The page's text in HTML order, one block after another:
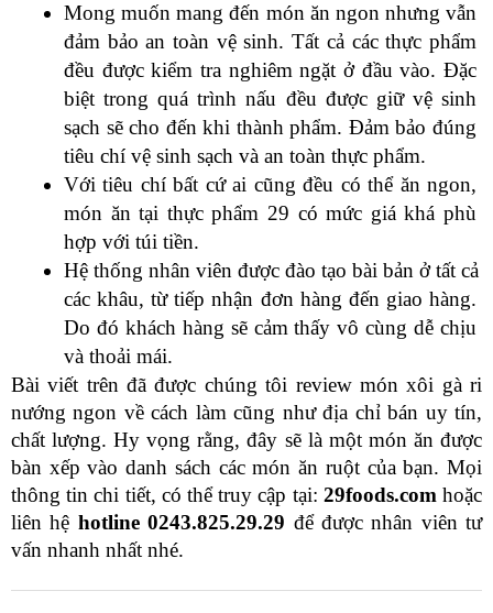
Mong muốn mang đến món ăn ngon nhưng vẫn
đảm bảo an toàn vệ sinh. Tất cả các thực phẩm
đều được kiểm tra nghiêm ngặt ở đầu vào. Đặc
biệt trong quá trình nấu đều được giữ vệ sinh
sạch sẽ cho đến khi thành phẩm. Đảm bảo đúng
tiêu chí vệ sinh sạch và an toàn thực phẩm.
Với tiêu chí bất cứ ai cũng đều có thể ăn ngon,
món ăn tại thực phẩm 29 có mức giá khá phù
hợp với túi tiền.
Hệ thống nhân viên được đào tạo bài bản ở tất cả
các khâu, từ tiếp nhận đơn hàng đến giao hàng.
Do đó khách hàng sẽ cảm thấy vô cùng dễ chịu
và thoải mái.
Bài viết trên đã được chúng tôi review món xôi gà ri
nướng ngon về cách làm cũng như địa chỉ bán uy tín,
chất lượng. Hy vọng rằng, đây sẽ là một món ăn được
bàn xếp vào danh sách các món ăn ruột của bạn. Mọi
thông tin chi tiết, có thể truy cập tại: 29foods.com hoặc
liên hệ hotline 0243.825.29.29 để được nhân viên tư
vấn nhanh nhất nhé.